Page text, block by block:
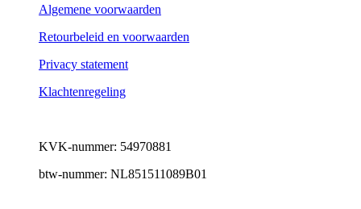
Algemene voorwaarden
Retourbeleid en voorwaarden
Privacy statement
Klachtenregeling
KVK-nummer: 54970881
btw-nummer: NL851511089B01